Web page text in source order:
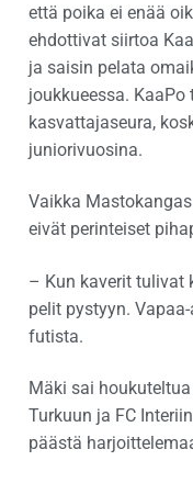
että poika ei enää
ehdottivat siirtoa
ja saisin pelata
joukkueessa.
kasvattajaseura,
juniorivuosina.
Vaikka
eivät perinteiset
– Kun kaverit tulivat
pelit pystyyn.
futista.
Mäki sai
Turkuun ja FC
päästä